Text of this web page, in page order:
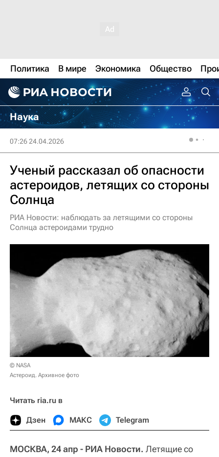
Политика В мире Экономика Общество
Наука
07:26 24.04.2026
Ученый рассказал об опасности
астероидов, летящих со стороны
Солнца
РИА Новости: наблюдать за летящими со стороны
Солнца астероидами трудно
© NASA
Астероид. Архивное фото
Читать ria.ru в
Дзен МАКС Telegram
МОСКВА, 24 апр - РИА Новости. Летящие со